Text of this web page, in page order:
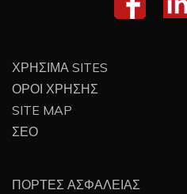
ΧΡΗΣΙΜΑ SITES
ΟΡΟΙ ΧΡΗΣΗΣ
SITE MAP
ΣΕΟ
ΠΟΡΤΕΣ ΑΣΦΑΛΕΙΑΣ